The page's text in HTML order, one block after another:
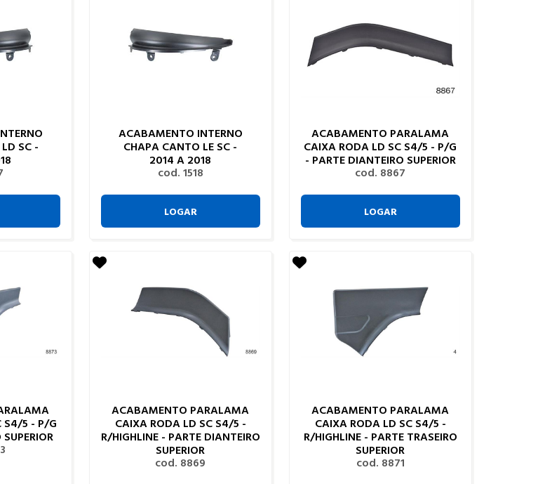
SC -
ACABAMENTO INTERNO
CHAPA CANTO LE SC -
2014 A 2018
cod. 1518
LOGAR
ACABAMENTO PARALAMA
CAIXA RODA LD SC S4/5 - P/G
- PARTE DIANTEIRO SUPERIOR
cod. 8867
LOGAR
S4/5 - P/G
ACABAMENTO PARALAMA
CAIXA RODA LD SC S4/5 -
R/HIGHLINE - PARTE DIANTEIRO
SUPERIOR
cod. 8869
ACABAMENTO PARALAMA
CAIXA RODA LD SC S4/5 -
R/HIGHLINE - PARTE TRASEIRO
SUPERIOR
cod. 8871